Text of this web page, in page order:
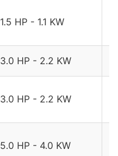
1.5 HP - 1.1 KW
3.0 HP - 2.2 KW
3.0 HP - 2.2 KW
5.0 HP - 4.0 KW